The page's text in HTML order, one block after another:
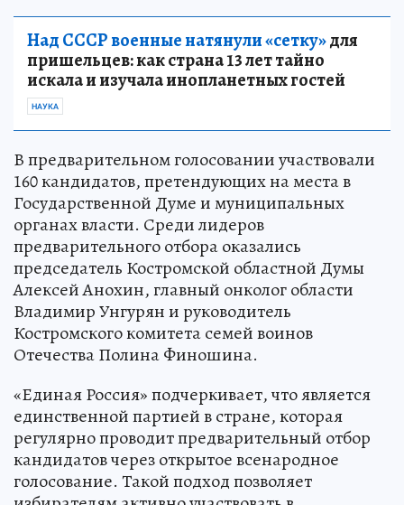
Над СССР военные натянули «сетку»для
пришельцев: как страна 13 лет тайно
искала и изучала инопланетных гостей
НАУКА
В предварительном голосовании участвовали
160 кандидатов, претендующих на места в
Государственной Думе и муниципальных
органах власти. Среди лидеров
предварительного отбора оказались
председатель Костромской областной Думы
Алексей Анохин, главный онколог области
Владимир Унгурян и руководитель
Костромского комитета семей воинов
Отечества Полина Финошина.
«Единая Россия» подчеркивает, что является
единственной партией в стране, которая
регулярно проводит предварительный отбор
кандидатов через открытое всенародное
голосование. Такой подход позволяет